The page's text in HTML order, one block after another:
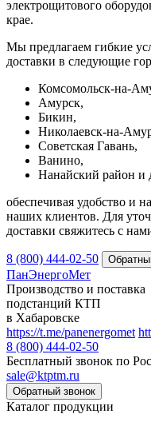
электрощитового
крае.
Мы предлагаем гибкие
доставки в следующие
Комсомольск-на-
Амурск,
Бикин,
Николаевск-на-
Советская Гавань,
Ванино,
Нанайский район и
обеспечивая удобство и
наших клиентов. Для
доставки свяжитесь с
8 (800) 444-02-50
ПанЭнергоМет
Производство и поставка
подстанций КТП
в Хабаровске
https://t.me/panenergomet
8 (800) 444-02-50
Бесплатный звонок по
sale@ktptm.ru
Каталог продукции